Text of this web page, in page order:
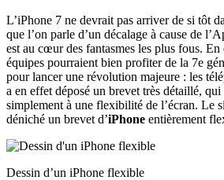
L’iPhone 7 ne devrait pas arriver de si tôt
que l’on parle d’un décalage à cause de
est au cœur des fantasmes les plus fous.
équipes pourraient bien profiter de la 7e
pour lancer une révolution majeure : les
a en effet déposé un brevet très détaillé,
simplement à une flexibilité de l’écran. Le
déniché un brevet d’iPhone entièrement
Dessin d’un iPhone flexible